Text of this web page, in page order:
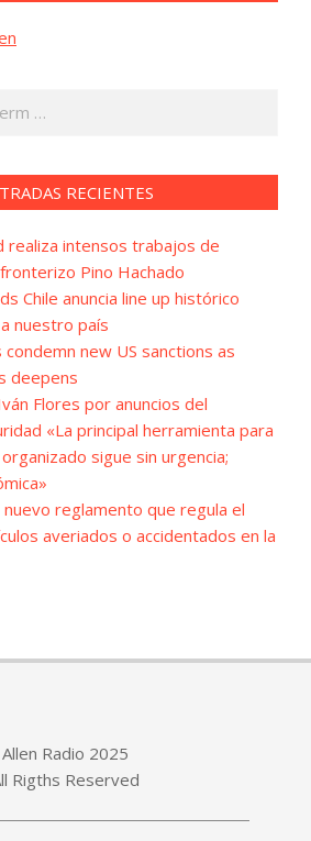
RECIENTES
realiza intensos trabajos de
Pino Hachado
Chile anuncia line up histórico
nuestro país
new US sanctions as
deepens
Flores por anuncios del
«La principal herramienta para
sigue sin urgencia;
nuevo reglamento que regula el
averiados o accidentados en la
Allen Radio 2025
Rigths Reserved